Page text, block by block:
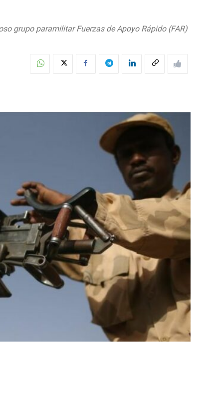
grupo paramilitar Fuerzas de Apoyo Rápido (FAR)